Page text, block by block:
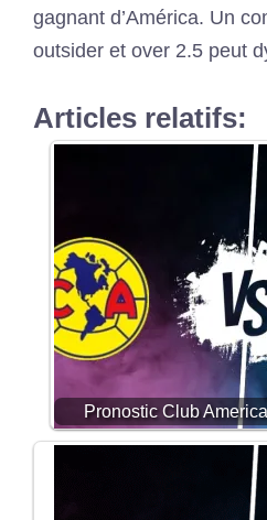
gagnant d’América. Un
outsider et over 2.5 peut
Articles relatifs:
Pronostic Club